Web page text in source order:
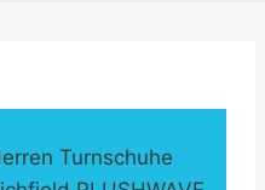
Turnschuhe